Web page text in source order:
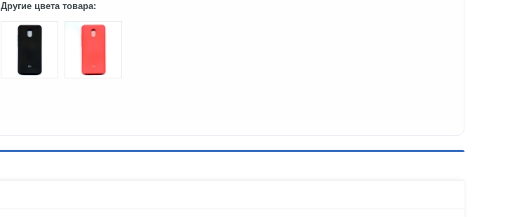
Другие цвета товара: